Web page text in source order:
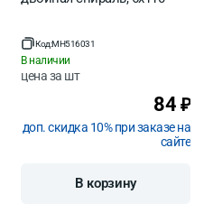
Код:MH516031
В наличии
цена за шт
84 ₽
доп. скидка 10% при заказе на
сайте
В корзину